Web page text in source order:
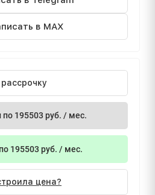
в MAX
195503 руб. / мес.
195503 руб. / мес.
цена?